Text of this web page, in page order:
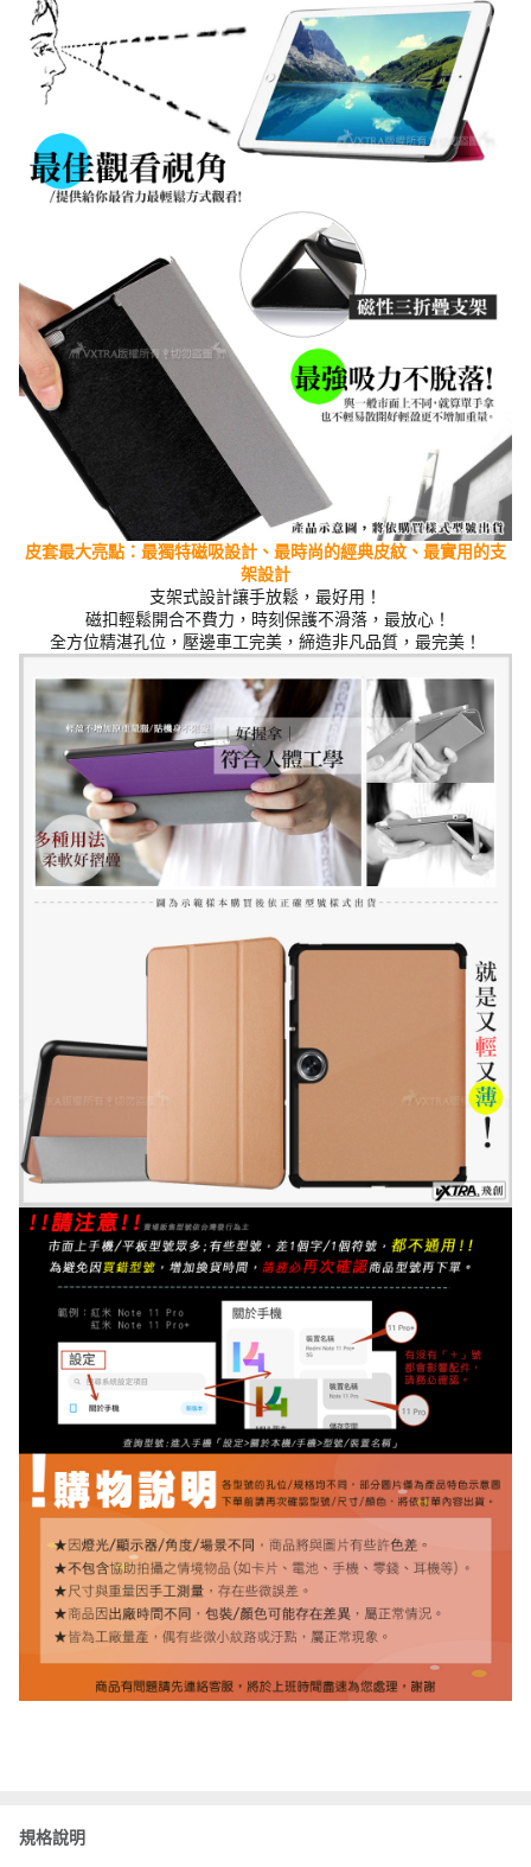
皮套最大亮點：最獨特磁吸設計、最時尚的經典皮紋 、最實用的支
架設計
支架式設計讓手放鬆，最好用！
磁扣輕鬆開合不費力，時刻保護不滑落，最放心！
全方位精湛孔位，壓邊車工完美，締造非凡品質，最完美！
規格說明